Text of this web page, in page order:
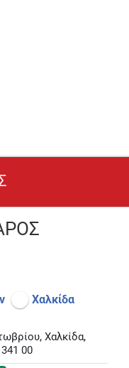
Χαλκίδα
Χαλκίδα,
00